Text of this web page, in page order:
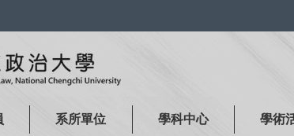
系所單位 學科中心 學術